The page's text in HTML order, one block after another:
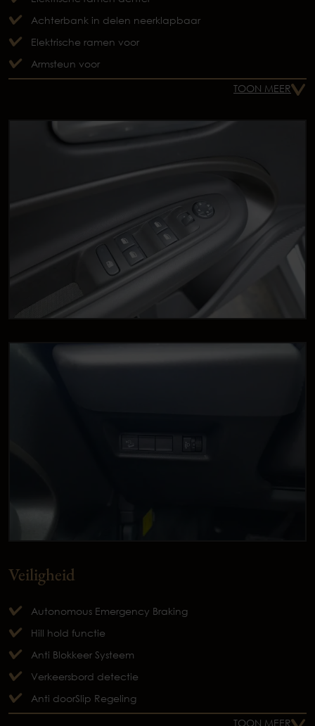
Achterbank in delen neerklapbaar
Elektrische ramen voor
Armsteun voor
TOON MEER
Veiligheid
Autonomous Emergency Braking
Hill hold functie
Anti Blokkeer Systeem
Verkeersbord detectie
Anti doorSlip Regeling
TOON MEER